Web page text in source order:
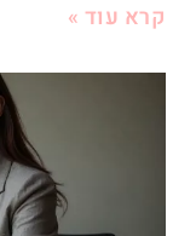
קרא עוד »